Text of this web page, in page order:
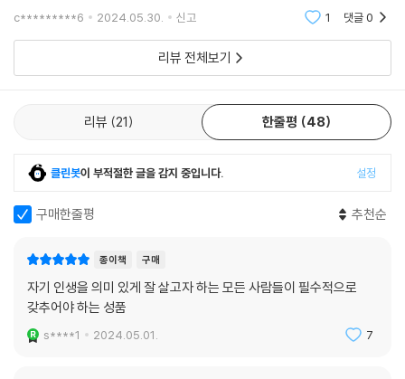
c*********6 2024.05.30. 신고 1 댓글0
리뷰 전체보기
리뷰 21 한줄평 48
클린봇이 부적절한 글을 감지 중입니다. 설정
구매한줄평 추천순
종이책 구매
자기 인생을 의미 있게 잘 살고자 하는 모든 사람들이 필수적으로
갖추어야 하는 성품
s****1 2024.05.01. 7